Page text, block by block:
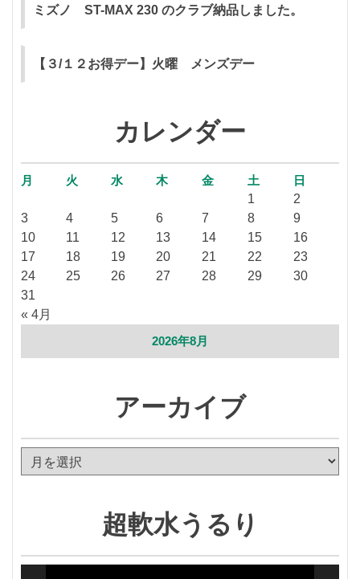
ミズノ ST-MAX 230 のクラブ納品しました。
【３/１２お得デー】火曜 メンズデー
カレンダー
2026年8月
月 火 水 木 金 土 日
« 4月
1
2
3
4 5 6 7 8
9
10
11 12 13 14 15
16
17
18 19 20 21 22
23
24
25 26 27 28 29
30
31
アーカイブ
ー
超軟水うるり